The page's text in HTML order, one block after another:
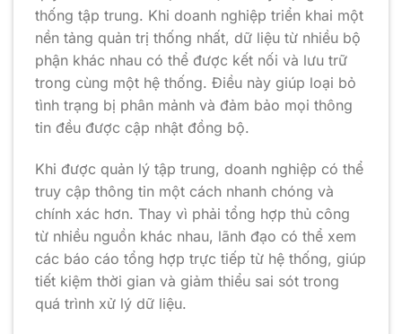
thống tập trung. Khi doanh nghiệp triển khai một
nền tảng quản trị thống nhất, dữ liệu từ nhiều bộ
phận khác nhau có thể được kết nối và lưu trữ
trong cùng một hệ thống. Điều này giúp loại bỏ
tình trạng bị phân mảnh và đảm bảo mọi thông
tin đều được cập nhật đồng bộ.
Khi được quản lý tập trung, doanh nghiệp có thể
truy cập thông tin một cách nhanh chóng và
chính xác hơn. Thay vì phải tổng hợp thủ công
từ nhiều nguồn khác nhau, lãnh đạo có thể xem
các báo cáo tổng hợp trực tiếp từ hệ thống, giúp
tiết kiệm thời gian và giảm thiểu sai sót trong
quá trình xử lý dữ liệu.